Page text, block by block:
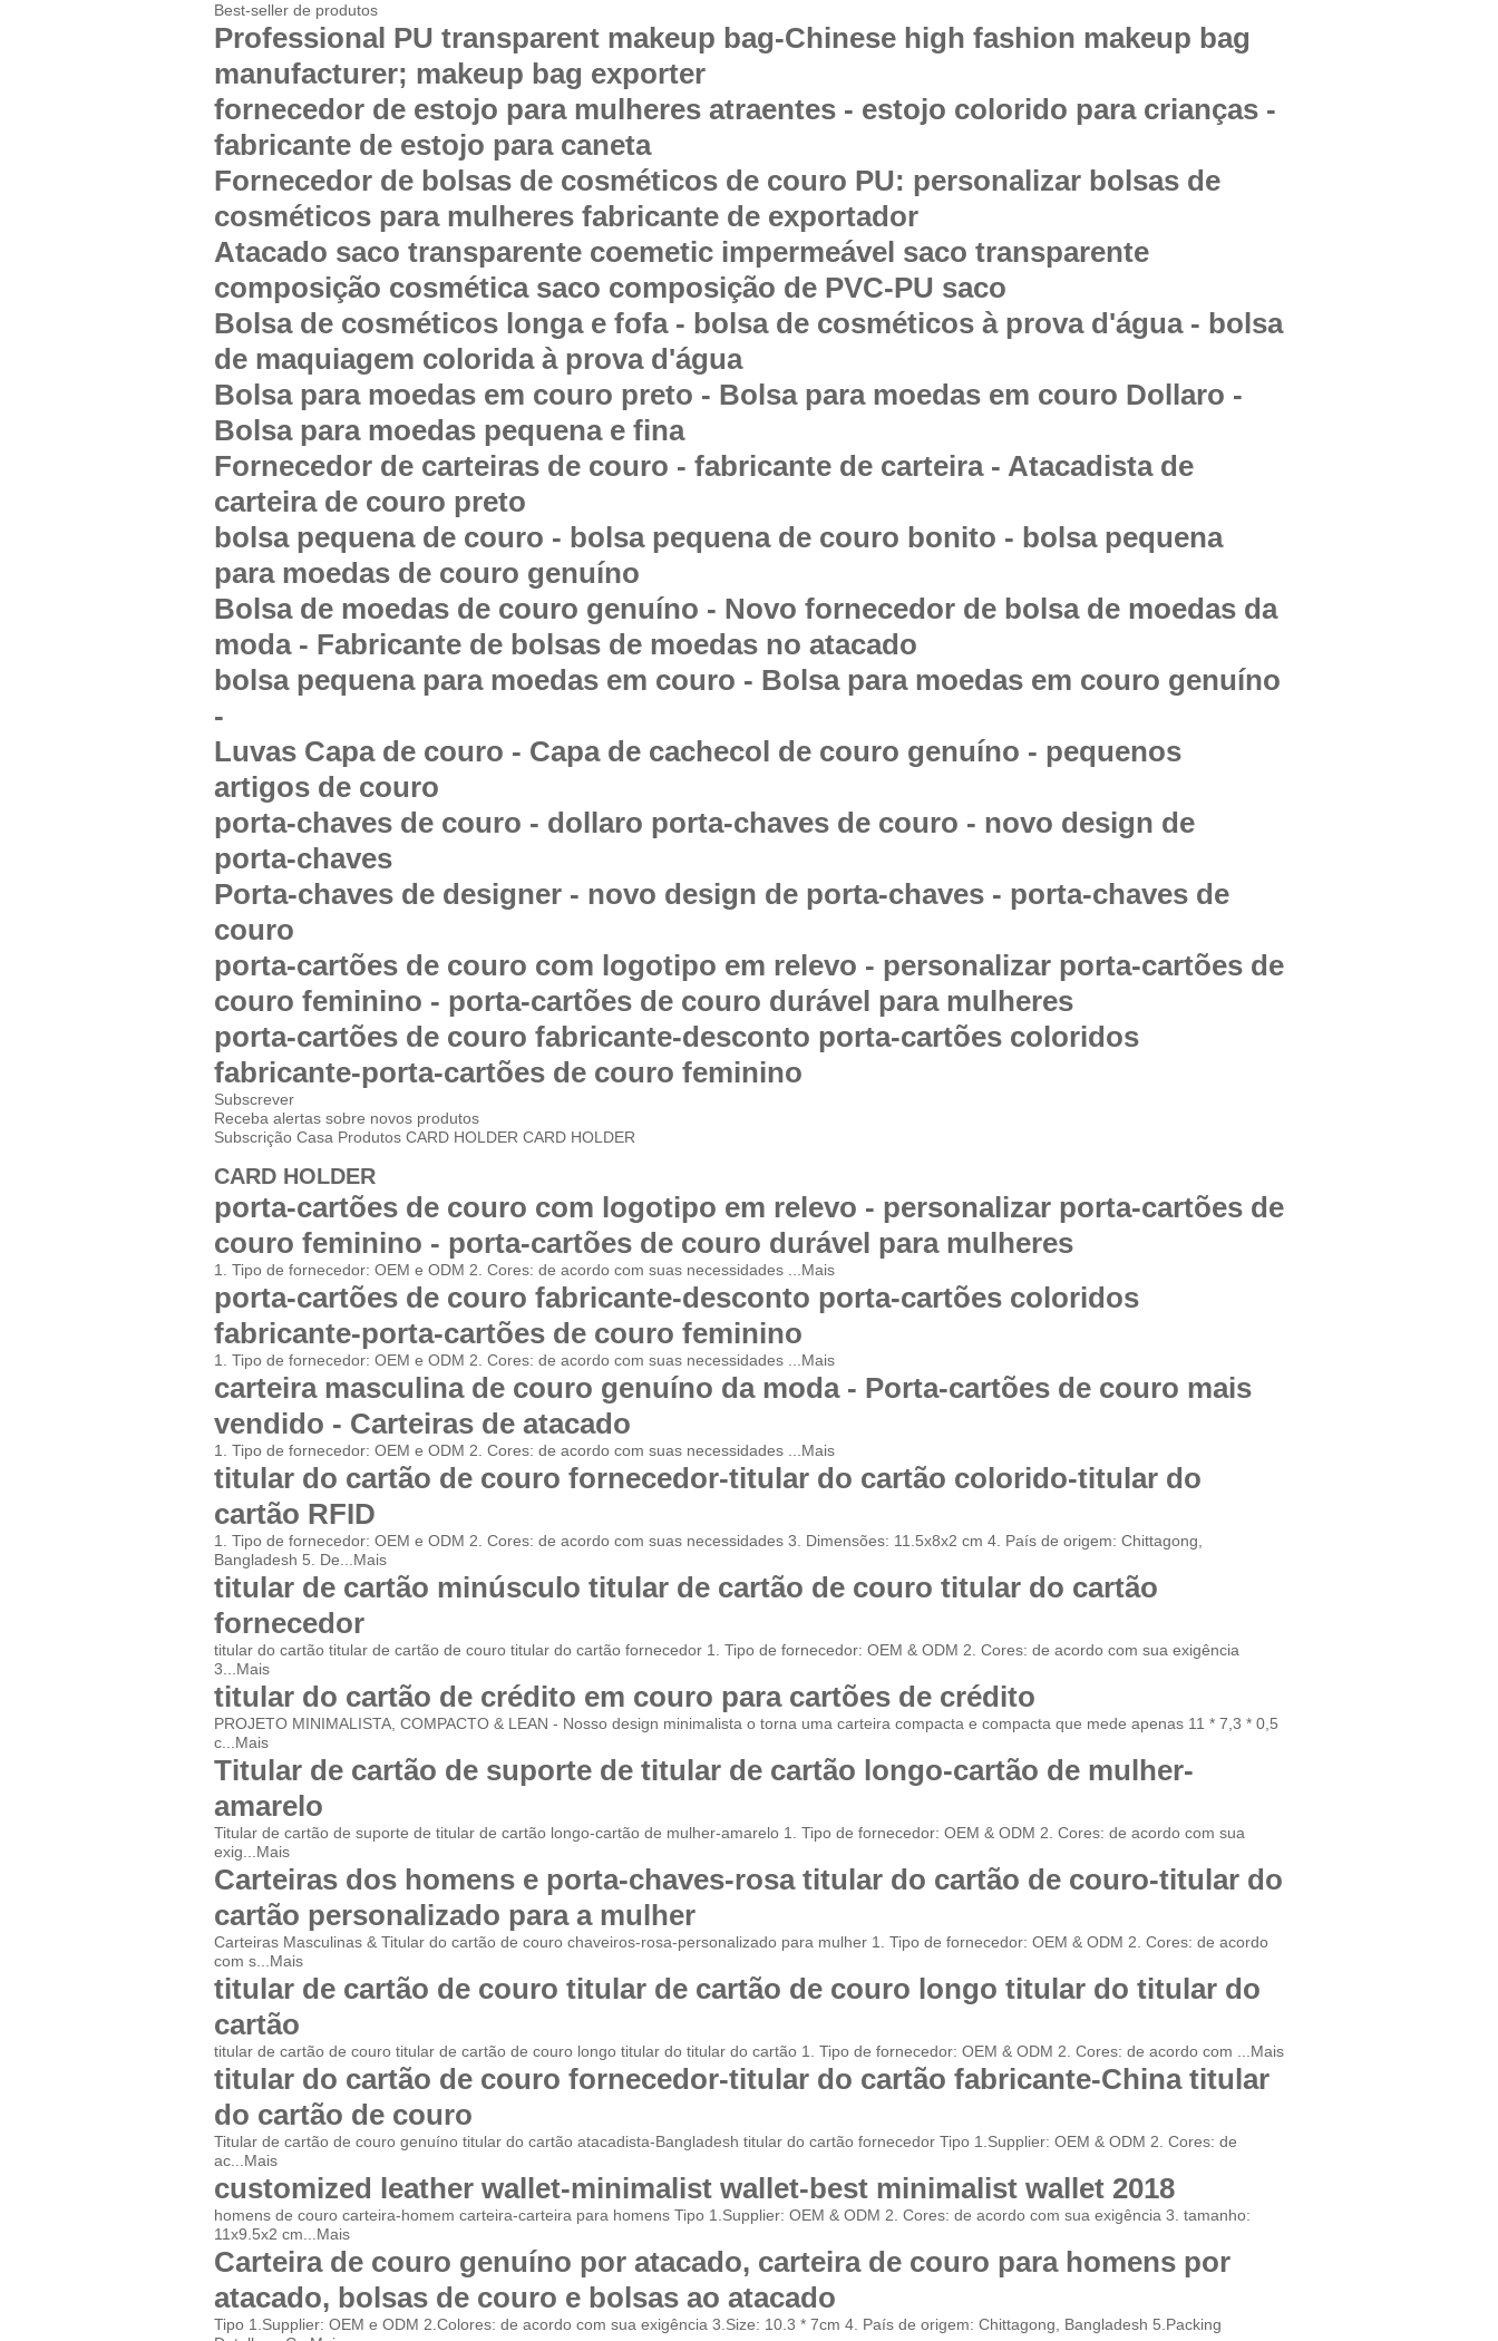
Best-seller de produtos
Professional PU transparent makeup bag-Chinese high fashion makeup bag
manufacturer; makeup bag exporter
fornecedor de estojo para mulheres atraentes - estojo colorido para crianças -
fabricante de estojo para caneta
Fornecedor de bolsas de cosméticos de couro PU: personalizar bolsas de
cosméticos para mulheres fabricante de exportador
Atacado saco transparente coemetic impermeável saco transparente
composição cosmética saco composição de PVC-PU saco
Bolsa de cosméticos longa e fofa - bolsa de cosméticos à prova d'água - bolsa
de maquiagem colorida à prova d'água
Bolsa para moedas em couro preto - Bolsa para moedas em couro Dollaro -
Bolsa para moedas pequena e fina
Fornecedor de carteiras de couro - fabricante de carteira - Atacadista de
carteira de couro preto
bolsa pequena de couro - bolsa pequena de couro bonito - bolsa pequena
para moedas de couro genuíno
Bolsa de moedas de couro genuíno - Novo fornecedor de bolsa de moedas da
moda - Fabricante de bolsas de moedas no atacado
bolsa pequena para moedas em couro - Bolsa para moedas em couro genuíno
-
Luvas Capa de couro - Capa de cachecol de couro genuíno - pequenos
artigos de couro
porta-chaves de couro - dollaro porta-chaves de couro - novo design de
porta-chaves
Porta-chaves de designer - novo design de porta-chaves - porta-chaves de
couro
porta-cartões de couro com logotipo em relevo - personalizar porta-cartões de
couro feminino - porta-cartões de couro durável para mulheres
porta-cartões de couro fabricante-desconto porta-cartões coloridos
fabricante-porta-cartões de couro feminino
Subscrever
Receba alertas sobre novos produtos
Subscrição Casa Produtos CARD HOLDER CARD HOLDER
CARD HOLDER
porta-cartões de couro com logotipo em relevo - personalizar porta-cartões de
couro feminino - porta-cartões de couro durável para mulheres
1. Tipo de fornecedor: OEM e ODM 2. Cores: de acordo com suas necessidades ...Mais
porta-cartões de couro fabricante-desconto porta-cartões coloridos
fabricante-porta-cartões de couro feminino
1. Tipo de fornecedor: OEM e ODM 2. Cores: de acordo com suas necessidades ...Mais
carteira masculina de couro genuíno da moda - Porta-cartões de couro mais
vendido - Carteiras de atacado
1. Tipo de fornecedor: OEM e ODM 2. Cores: de acordo com suas necessidades ...Mais
titular do cartão de couro fornecedor-titular do cartão colorido-titular do
cartão RFID
1. Tipo de fornecedor: OEM e ODM 2. Cores: de acordo com suas necessidades 3. Dimensões: 11.5x8x2 cm 4. País de origem: Chittagong,
Bangladesh 5. De...Mais
titular de cartão minúsculo titular de cartão de couro titular do cartão
fornecedor
titular do cartão titular de cartão de couro titular do cartão fornecedor 1. Tipo de fornecedor: OEM & ODM 2. Cores: de acordo com sua exigência
3...Mais
titular do cartão de crédito em couro para cartões de crédito
PROJETO MINIMALISTA, COMPACTO & LEAN - Nosso design minimalista o torna uma carteira compacta e compacta que mede apenas 11 * 7,3 * 0,5
c...Mais
Titular de cartão de suporte de titular de cartão longo-cartão de mulher-
amarelo
Titular de cartão de suporte de titular de cartão longo-cartão de mulher-amarelo 1. Tipo de fornecedor: OEM & ODM 2. Cores: de acordo com sua
exig...Mais
Carteiras dos homens e porta-chaves-rosa titular do cartão de couro-titular do
cartão personalizado para a mulher
Carteiras Masculinas & Titular do cartão de couro chaveiros-rosa-personalizado para mulher 1. Tipo de fornecedor: OEM & ODM 2. Cores: de acordo
com s...Mais
titular de cartão de couro titular de cartão de couro longo titular do titular do
cartão
titular de cartão de couro titular de cartão de couro longo titular do titular do cartão 1. Tipo de fornecedor: OEM & ODM 2. Cores: de acordo com ...Mais
titular do cartão de couro fornecedor-titular do cartão fabricante-China titular
do cartão de couro
Titular de cartão de couro genuíno titular do cartão atacadista-Bangladesh titular do cartão fornecedor Tipo 1.Supplier: OEM & ODM 2. Cores: de
ac...Mais
customized leather wallet-minimalist wallet-best minimalist wallet 2018
homens de couro carteira-homem carteira-carteira para homens Tipo 1.Supplier: OEM & ODM 2. Cores: de acordo com sua exigência 3. tamanho:
11x9.5x2 cm...Mais
Carteira de couro genuíno por atacado, carteira de couro para homens por
atacado, bolsas de couro e bolsas ao atacado
Tipo 1.Supplier: OEM e ODM 2.Colores: de acordo com sua exigência 3.Size: 10.3 * 7cm 4. País de origem: Chittagong, Bangladesh 5.Packing